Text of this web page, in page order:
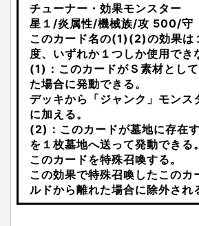
チューナー・効果モンスター
星１/炎属性/機械族/攻 500/
このカード名の(1)(2)の効果は
度、いずれか１つしか使用でき
(1)：このカードがＳ素材とし
た場合に発動できる。
デッキから「ジャンク」モンス
に加える。
(2)：このカードが墓地に存在
を１枚墓地へ送って発動できる。
このカードを特殊召喚する。
この効果で特殊召喚したこのカ
ルドから離れた場合に除外され